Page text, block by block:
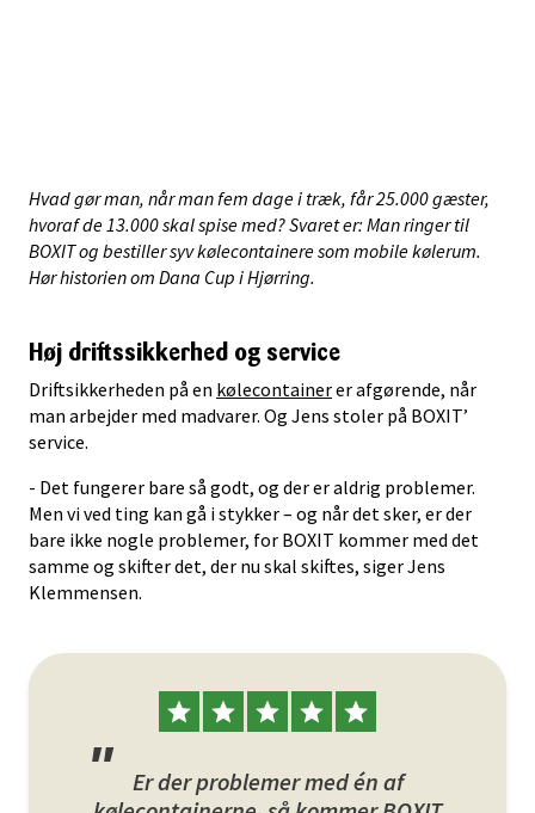
Hvad gør man, når man fem dage i træk, får 25.000 gæster,
hvoraf de 13.000 skal spise med? Svaret er: Man ringer til
BOXIT og bestiller syv kølecontainere som mobile kølerum.
Hør historien om Dana Cup i Hjørring.
Høj driftssikkerhed og service
Driftsikkerheden på en kølecontainerer afgørende, når
man arbejder med madvarer. Og Jens stoler på BOXIT’
service.
- Det fungerer bare så godt, og der er aldrig problemer.
Men vi ved ting kan gå i stykker – og når det sker, er der
bare ikke nogle problemer, for BOXIT kommer med det
samme og skifter det, der nu skal skiftes, siger Jens
Klemmensen.
Er der problemer med én af